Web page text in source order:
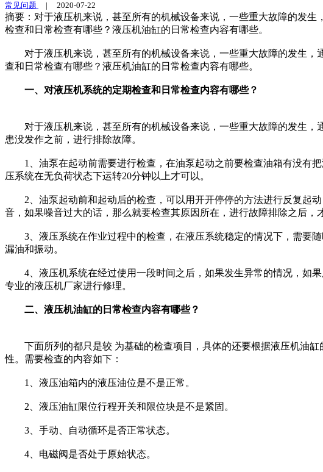
常见问题 | 2020-07-22
摘要：对于液压机来说，甚至所有的机械设备来说，一些重大故障的发
检查和日常检查有哪些？液压机油缸的日常检查内容有哪些。
对于液压机来说，甚至所有的机械设备来说，一些重大故障的发生
查和日常检查有哪些？液压机油缸的日常检查内容有哪些。
一、对液压机系统的定期检查和日常检查内容有哪些？
对于液压机来说，甚至所有的机械设备来说，一些重大故障的发生，
患没发作之前，进行排除故障。
1、油泵在起动前需要进行检查，在油泵起动之前要检查油箱有没有把
压系统在无负荷状态下运转20分钟以上才可以。
2、油泵起动前和起动后的检查，可以用开开停停的方法进行反复起动
音，如果噪音过大的话，那么就要检查其原因所在，进行故障排除之后，
3、液压系统在作业过程中的检查，在液压系统稳定的情况下，需要随
漏油和振动。
4、液压机系统在经过使用一段时间之后，如果发生异常的情况，如果
专业的液压机厂家进行修理。
二、液压机油缸的日常检查内容有哪些？
下面所列的都只是较 为基础的检查项目，具体的还要根据液压机油缸
性。需要检查的内容如下：
1、液压油箱内的液压油位是不是正常。
2、液压油缸限位行程开关和限位块是不是紧固。
3、手动、自动循环是否正常状态。
4、电磁阀是否处于原始状态。